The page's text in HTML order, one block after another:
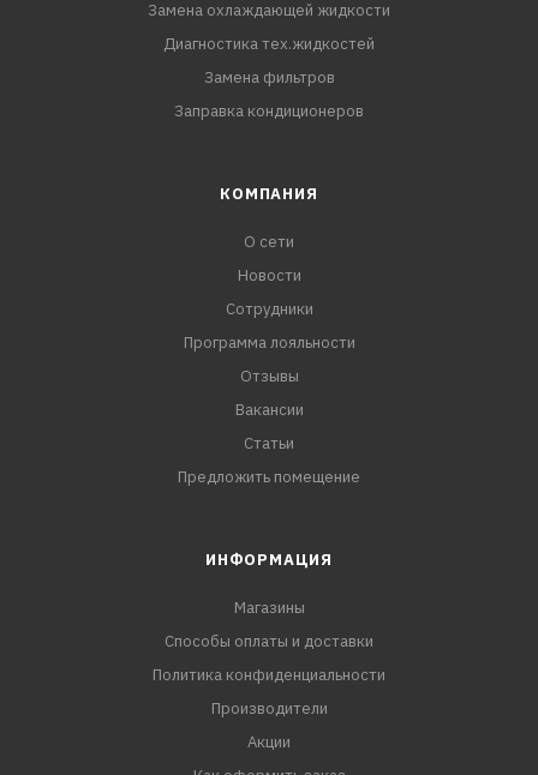
Замена охлаждающей жидкости
Диагностика тех.жидкостей
Замена фильтров
Заправка кондиционеров
КОМПАНИЯ
О сети
Новости
Сотрудники
Программа лояльности
Отзывы
Вакансии
Статьи
Предложить помещение
ИНФОРМАЦИЯ
Магазины
Способы оплаты и доставки
Политика конфиденциальности
Производители
Акции